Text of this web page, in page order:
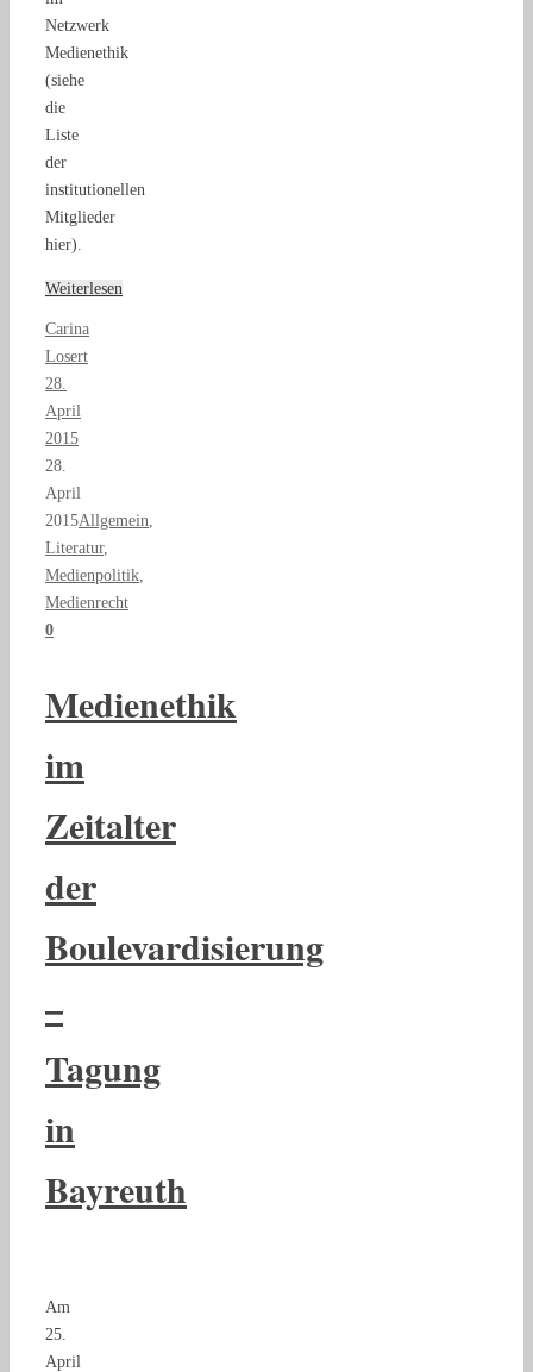
Netzwerk
Medienethik
(siehe
die
Liste
der
institutionellen
Mitglieder
hier).
Weiterlesen
Carina
Losert
28.
April
2015
28.
April
2015Allgemein
Literatur,
Medienpolitik
Medienrecht
0
Medienethik
im
Zeitalter
der
Boulevardisierung
–
Tagung
in
Bayreuth
Am
25.
April